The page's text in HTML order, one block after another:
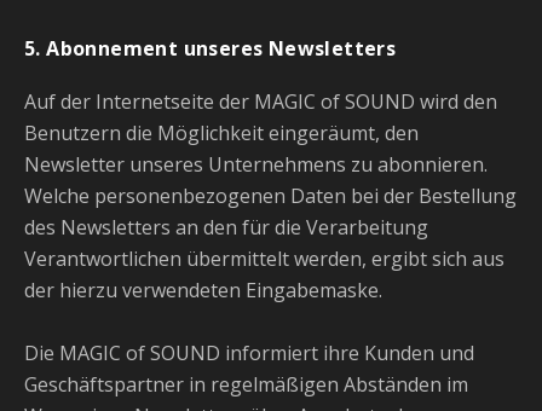
5. Abonnement unseres Newsletters
Auf der Internetseite der MAGIC of SOUND wird den
Benutzern die Möglichkeit eingeräumt, den
Newsletter unseres Unternehmens zu abonnieren.
Welche personenbezogenen Daten bei der Bestellung
des Newsletters an den für die Verarbeitung
Verantwortlichen übermittelt werden, ergibt sich aus
der hierzu verwendeten Eingabemaske.
Die MAGIC of SOUND informiert ihre Kunden und
Geschäftspartner in regelmäßigen Abständen im